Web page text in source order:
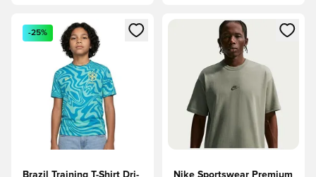
Öffnet ein Fenster zum Anmelden oder Registrieren als
-25%
Brazil Training T-Shirt Dri-
Öffnet ein Fenster zum
Nike Sportswear Premium